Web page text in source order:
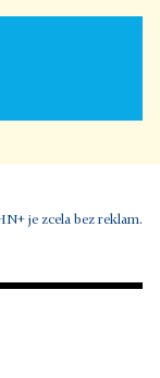
je zcela bez reklam.